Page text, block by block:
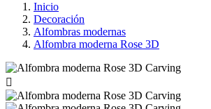
Inicio
Decoración
Alfombras modernas
Alfombra moderna Rose 3D
